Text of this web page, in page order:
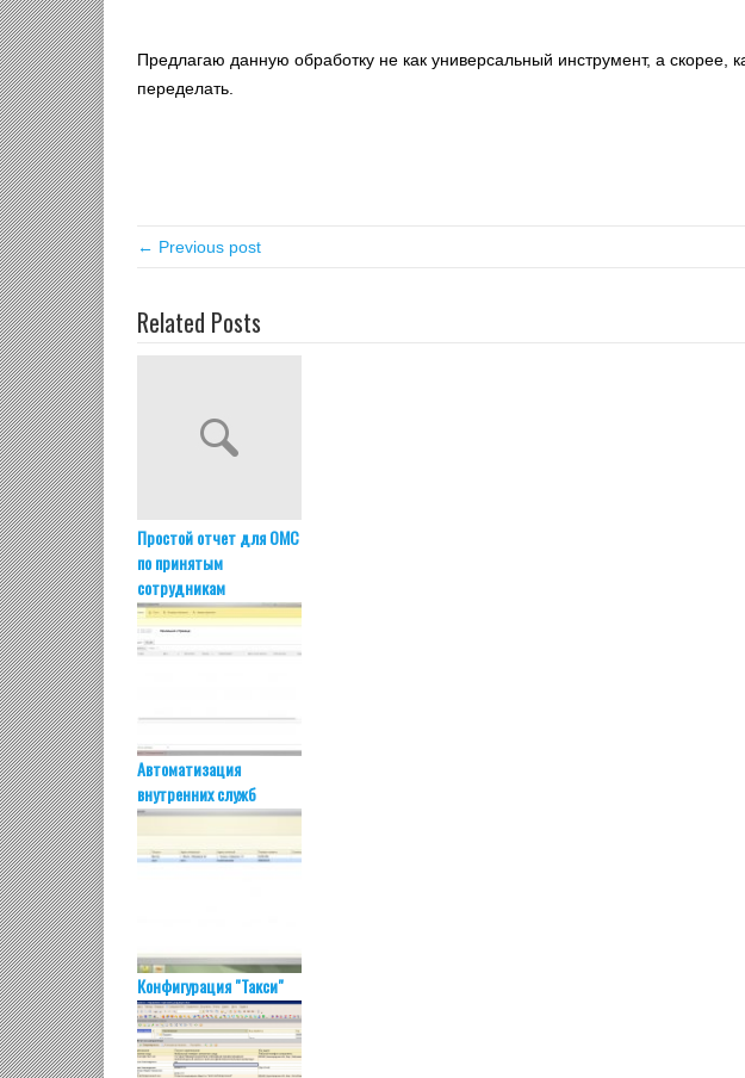
Предлагаю данную обработку не как универсальный инструмент, а скорее,
переделать.
← Previous post
Related Posts
Простой отчет для ОМС
по принятым
сотрудникам
Автоматизация
внутренних служб
Конфигурация "Такси"